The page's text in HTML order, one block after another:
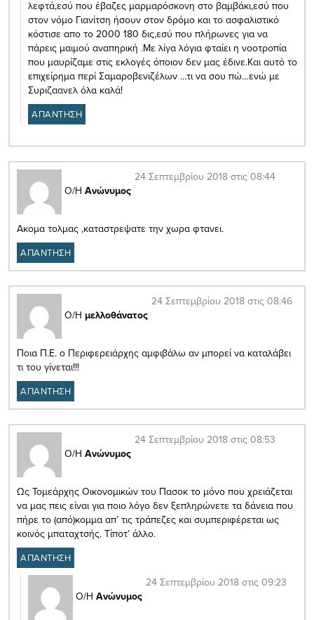
λεφτά,εσύ που έβαζες μαρμαρόσκονη στο βαμβάκι,εσύ που
στον νόμο Γιανίτση ήσουν στον δρόμο και το ασφαλιστικό
κόστισε απο το 2000 180 δις,εσύ που πλήρωνες για να
πάρεις μαιμού αναπηρική .Με λίγα λόγια φταίει η νοοτροπία
που μαυρίζαμε στις εκλογές όποιον δεν μας έδινε.Και αυτό το
επιχείρημα περί Σαμαροβενιζέλων …τι να σου πώ…ενώ με
Συριζαανελ όλα καλά!
ΑΠΑΝΤΗΣΗ
Ο/Η Ανώνυμος
24 Σεπτεμβρίου 2018 στις 08:44
Ακομα τολμας ,καταστρεψατε την χωρα φτανει.
ΑΠΑΝΤΗΣΗ
Ο/Η μελλοθάνατος
24 Σεπτεμβρίου 2018 στις 08:46
Ποια Π.Ε. ο Περιφερειάρχης αμφιβάλω αν μπορεί να καταλάβει
τι του γίνεται!!!
ΑΠΑΝΤΗΣΗ
Ο/Η Ανώνυμος
24 Σεπτεμβρίου 2018 στις 08:53
Ως Τομεάρχης Οικονομικών του Πασοκ το μόνο που χρειάζεται
να μας πεις είναι για ποιο λόγο δεν ξεπληρώνετε τα δάνεια που
πήρε το (από)κομμα απ’ τις τράπεζες και συμπεριφέρεται ως
κοινός μπαταχτσής. Τίποτ’ άλλο.
ΑΠΑΝΤΗΣΗ
Ο/Η Ανώνυμος
24 Σεπτεμβρίου 2018 στις 09:23